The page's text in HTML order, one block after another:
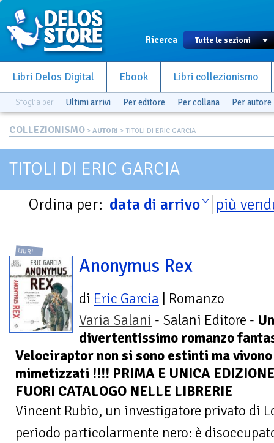
Ricerca
Libri Delos Digital Ebook Libri collezionismo
Sfoglia per Ultimi arrivi Per editore Per collana Per autore
COLLEZIONISMO > AUTORI > TITOLI DI ERIC GARCIA
TITOLI DI ERIC GARCIA
Ordina per: data di arrivo più
LIBRI
Anonymus Rex
di Eric Garcia | Romanzo
Varia Salani - Salani Editore - Un
divertentissimo romanzo
Velociraptor non si sono estinti ma
mimetizzati !!!! PRIMA E UNICA
FUORI CATALOGO NELLE LIBRERIE
Vincent Rubio, un investigatore privato di
periodo particolarmente nero: è